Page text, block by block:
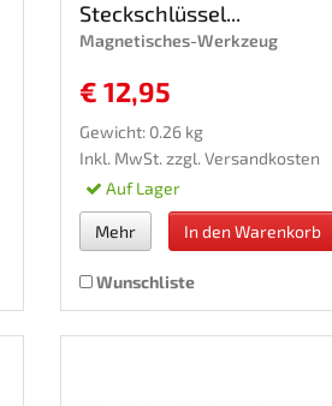
Steckschlüssel...
Magnetisches-Werkzeug
€ 12,95
Gewicht: 0.26 kg
Inkl. MwSt. zzgl. Versandkosten
Auf Lager
Mehr In den Warenkorb
Wunschliste